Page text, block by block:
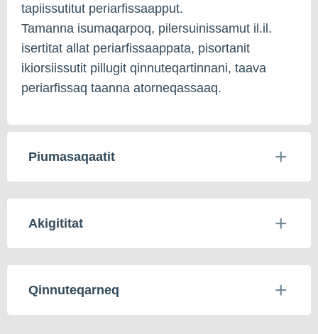
tapiissutitut periarfissaapput.
Tamanna isumaqarpoq, pilersuinissamut il.il.
isertitat allat periarfissaappata, pisortanit
ikiorsiissutit pillugit qinnuteqartinnani, taava
periarfissaq taanna atorneqassaaq.
Piumasaqaatit
Akigititat
Qinnuteqarneq